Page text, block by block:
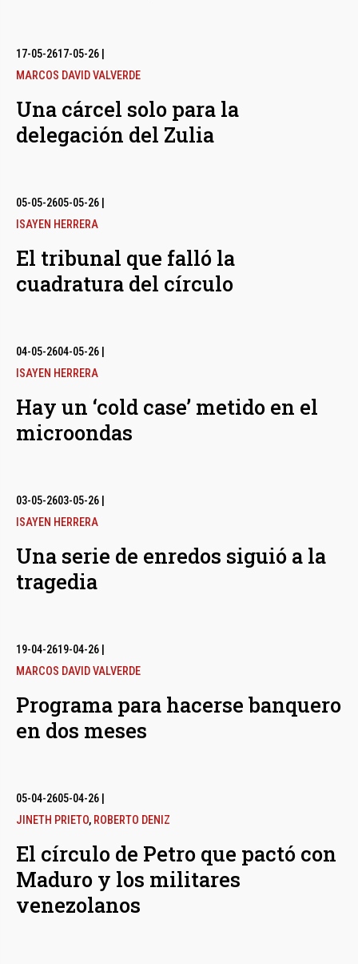
17-05-2617-05-26
MARCOS DAVID VALVERDE
Una cárcel solo para la
delegación del Zulia
05-05-2605-05-26
ISAYEN HERRERA
El tribunal que falló la
cuadratura del círculo
04-05-2604-05-26
ISAYEN HERRERA
Hay un ‘cold case’ metido en el
microondas
03-05-2603-05-26
ISAYEN HERRERA
Una serie de enredos siguió a la
tragedia
19-04-2619-04-26
MARCOS DAVID VALVERDE
Programa para hacerse banquero
en dos meses
05-04-2605-04-26
JINETH PRIETO, ROBERTO DENIZ
El círculo de Petro que pactó con
Maduro y los militares
venezolanos